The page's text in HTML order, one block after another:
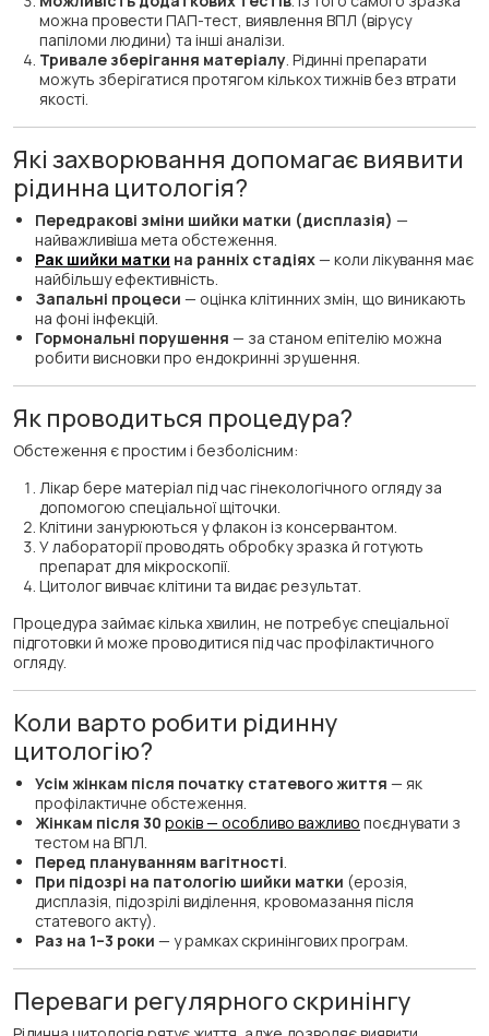
можна провести ПАП-тест, виявлення ВПЛ (вірусу
папіломи людини) та інші аналізи.
Тривале зберігання матеріалу . Рідинні препарати
можуть зберігатися протягом кількох тижнів без втрати
якості.
Які захворювання допомагає виявити
рідинна цитологія?
Передракові зміни шийки матки (дисплазія) —
найважливіша мета обстеження.
Рак шийки матки на ранніх стадіях— коли лікування має
найбільшу ефективність.
Запальні процеси — оцінка клітинних змін, що виникають
на фоні інфекцій.
Гормональні порушення — за станом епітелію можна
робити висновки про ендокринні зрушення.
Як проводиться процедура?
Обстеження є простим і безболісним:
Лікар бере матеріал під час гінекологічного огляду за
допомогою спеціальної щіточки.
Клітини занурюються у флакон із консервантом.
У лабораторії проводять обробку зразка й готують
препарат для мікроскопії.
Цитолог вивчає клітини та видає результат.
Процедура займає кілька хвилин, не потребує спеціальної
підготовки й може проводитися під час профілактичного
огляду.
Коли варто робити рідинну
цитологію?
Усім жінкам після початку статевого життя — як
профілактичне обстеження.
Жінкам після 30 років — особливо важливо поєднувати з
тестом на ВПЛ.
Перед плануванням вагітності
При підозрі на патологію шийки матки (ерозія,
дисплазія, підозрілі виділення, кровомазання після
статевого акту).
Раз на 1–3 роки — у рамках скринінгових програм.
Переваги регулярного скринінгу